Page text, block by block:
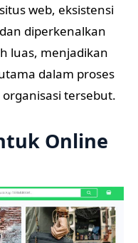
web, eksistensi
diperkenalkan
luas, menjadikan
dalam proses
tersebut.
Online